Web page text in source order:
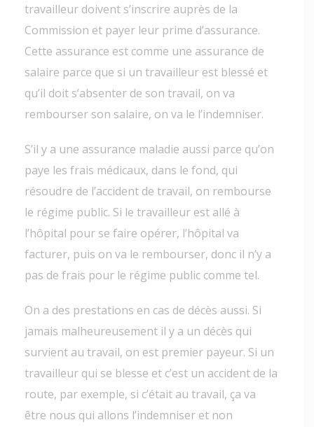
travailleur doivent s’inscrire auprès de la
Commission et payer leur prime d’assurance.
Cette assurance est comme une assurance de
salaire parce que si un travailleur est blessé et
qu’il doit s’absenter de son travail, on va
rembourser son salaire, on va le l’indemniser.
S’il y a une assurance maladie aussi parce qu’on
paye les frais médicaux, dans le fond, qui
résoudre de l’accident de travail, on rembourse
le régime public. Si le travailleur est allé à
l’hôpital pour se faire opérer, l’hôpital va
facturer, puis on va le rembourser, donc il n’y a
pas de frais pour le régime public comme tel.
On a des prestations en cas de décès aussi. Si
jamais malheureusement il y a un décès qui
survient au travail, on est premier payeur. Si un
travailleur qui se blesse et c’est un accident de la
route, par exemple, si c’était au travail, ça va
être nous qui allons l’indemniser et non